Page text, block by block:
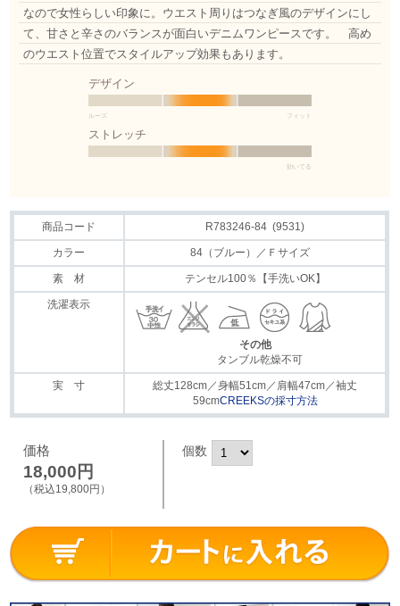
なので女性らしい印象に。ウエスト周りはつなぎ風のデザインにし
て、甘さと辛さのバランスが面白いデニムワンピースです。 高め
のウエスト位置でスタイルアップ効果もあります。
デザイン
ルーズ フィット
ストレッチ
効いてる
商品コード R783246-84 (9531)
カラー 84（ブルー）／Ｆサイズ
素 材 テンセル100％【手洗いOK】
洗濯表示
その他
タンブル乾燥不可
実 寸
総丈128cm／身幅51cm／肩幅47cm／袖丈
59cmCREEKSの採寸方法
価格
18,000円
（税込19,800円）
個数